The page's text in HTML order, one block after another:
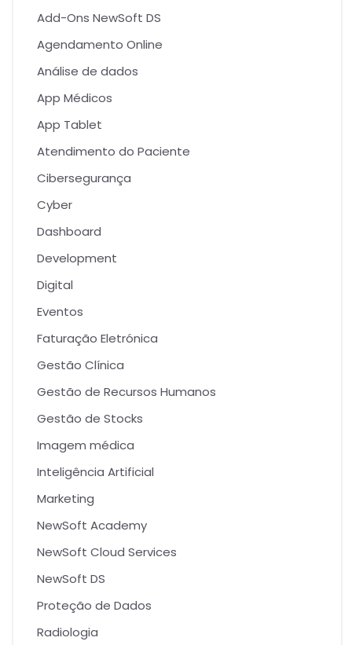
Add-Ons NewSoft DS
Agendamento Online
Análise de dados
App Médicos
App Tablet
Atendimento do Paciente
Cibersegurança
Cyber
Dashboard
Development
Digital
Eventos
Faturação Eletrónica
Gestão Clínica
Gestão de Recursos Humanos
Gestão de Stocks
Imagem médica
Inteligência Artificial
Marketing
NewSoft Academy
NewSoft Cloud Services
NewSoft DS
Proteção de Dados
Radiologia